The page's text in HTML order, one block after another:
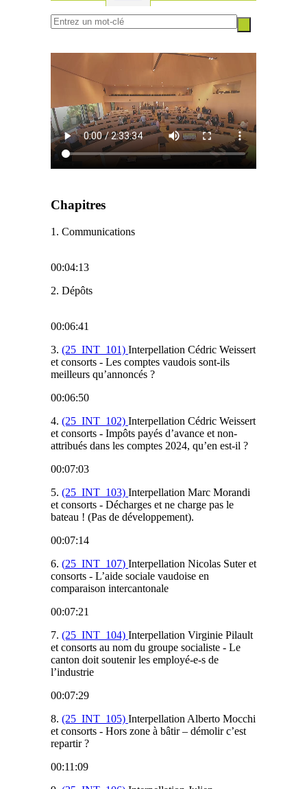
Chapitres
1. Communications
00:04:13
2. Dépôts
00:06:41
3. (25_INT_101) Interpellation Cédric Weissert
et consorts - Les comptes vaudois sont-ils
meilleurs qu’annoncés ?
00:06:50
4. (25_INT_102) Interpellation Cédric Weissert
et consorts - Impôts payés d’avance et non-
attribués dans les comptes 2024, qu’en est-il ?
00:07:03
5. (25_INT_103) Interpellation Marc Morandi
et consorts - Décharges et ne charge pas le
bateau ! (Pas de développement).
00:07:14
6. (25_INT_107) Interpellation Nicolas Suter et
consorts - L’aide sociale vaudoise en
comparaison intercantonale
00:07:21
7. (25_INT_104) Interpellation Virginie Pilault
et consorts au nom du groupe socialiste - Le
canton doit soutenir les employé-e-s de
l’industrie
00:07:29
8. (25_INT_105) Interpellation Alberto Mocchi
et consorts - Hors zone à bâtir – démolir c’est
repartir ?
00:11:09